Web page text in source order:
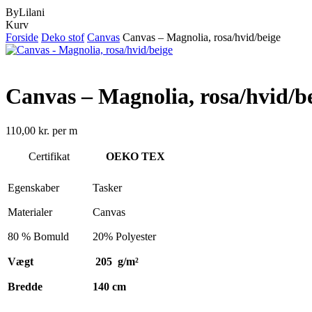
ByLilani
KurvClose
Cart
Forside Deko stof Canvas Canvas – Magnolia, rosa/hvid/beige
Canvas – Magnolia, rosa/hvid/
110,00 kr. per m
Certifikat OEKO TEX
Egenskaber Tasker
Materialer Canvas
80 % Bomuld 20% Polyester
Vægt 205 g/m²
Bredde 140 cm